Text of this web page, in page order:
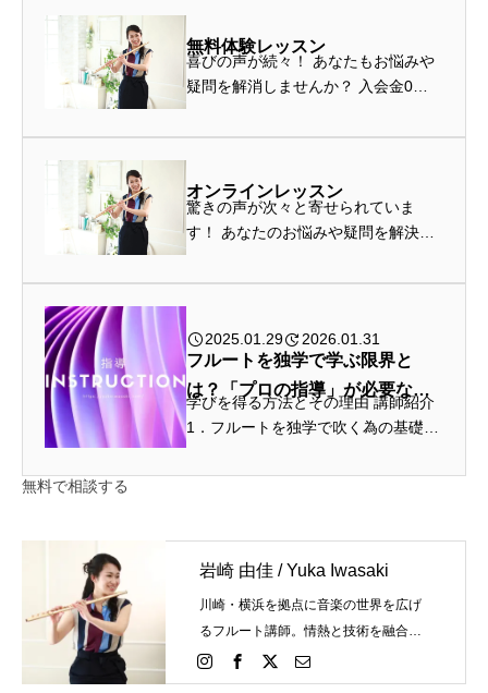
無料体験レッスン
喜びの声が続々！ あなたもお悩みや
疑問を解消しませんか？ 入会金0
す！ フルートの演奏方法、学習方
様自身のこと、対面レッスンの始め
方、サ...
オンラインレッスン
驚きの声が次々と寄せられていま
す！ あなたのお悩みや疑問を解決し
験でお待ちしています！ フルートの
バランス、感情表現、あなたご自身...
2025.01.29 2026.01.31
フルートを独学で学ぶ限界と
は？「プロの指導」が必要な理
由
学びを得る方法とその理由 講師紹介
1．フルートを独学で吹く為の基礎知
学で学び進める場合、先生・生徒の
無料で相談する
岩崎 由佳 / Yuka Iwasaki
川崎・横浜を拠点に音楽の世界を広げ
るフルート講師。情熱と技術を融合
し、個々の才能を最大限に引き出しま
す。あなたの演奏が輝く瞬間を、今か